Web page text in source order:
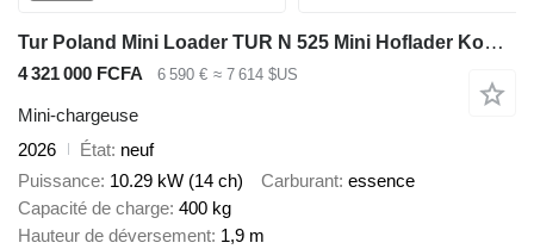
Tur Poland Mini Loader TUR N 525 Mini Hoflader Kompaktlader Briggs&Stratton
4 321 000 FCFA 6 590 € ≈ 7 614 $US
Mini-chargeuse
2026
État neuf
Puissance 10.29 kW (14 ch) Carburant essence
Capacité de charge 400 kg
Hauteur de déversement 1,9 m